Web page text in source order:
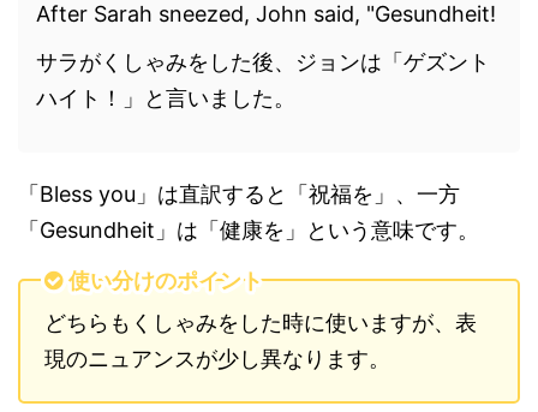
After Sarah sneezed, John said, "Gesundheit!
サラがくしゃみをした後、ジョンは「ゲズント
ハイト！」と言いました。
「Bless you」は直訳すると「祝福を」、一方
「Gesundheit」は「健康を」という意味です。
使い分けのポイント
どちらもくしゃみをした時に使いますが、表
現のニュアンスが少し異なります。